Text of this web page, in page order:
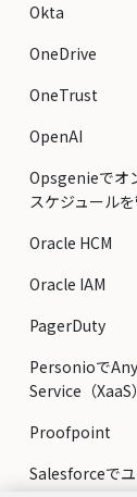
Okta
OneDrive
OneTrust
OpenAI
Opsgenieでオ
スケジュール
Oracle HCM
Oracle IAM
PagerDuty
Personioで
Service（XaaS
Proofpoint
Salesforceで